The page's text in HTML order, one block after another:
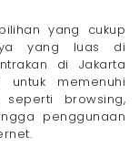
yang cukup
yang luas di
di Jakarta
memenuhi
browsing,
penggunaan